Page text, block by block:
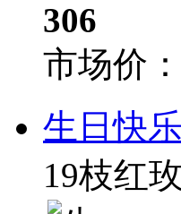
306
市场价：
生日快乐
19枝红